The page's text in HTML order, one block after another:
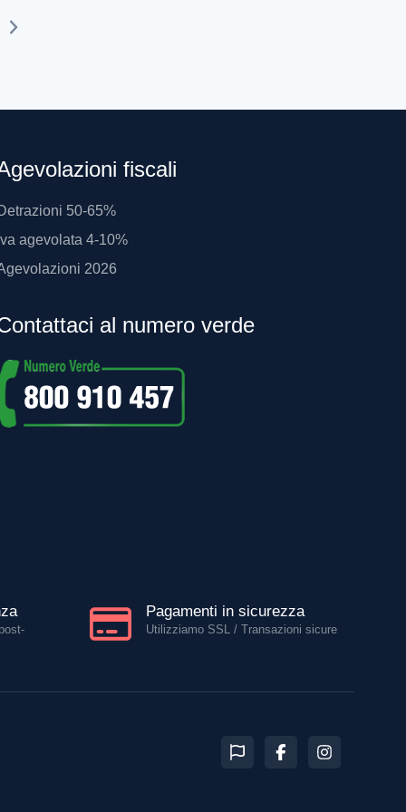
fiscali
50-65%
agevolata 4-10%
2026
al numero verde
Pagamenti in sicurezza
Utilizziamo SSL / Transazioni sicure